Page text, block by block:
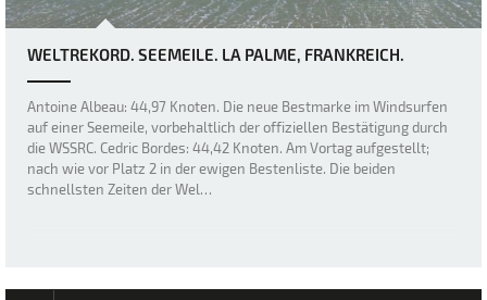
WELTREKORD. SEEMEILE. LA PALME, FRANKREICH.
Antoine Albeau: 44,97 Knoten. Die neue Bestmarke im Windsurfen
auf einer Seemeile, vorbehaltlich der offiziellen Bestätigung durch
die WSSRC. Cedric Bordes: 44,42 Knoten. Am Vortag aufgestellt;
nach wie vor Platz 2 in der ewigen Bestenliste. Die beiden
schnellsten Zeiten der Wel…